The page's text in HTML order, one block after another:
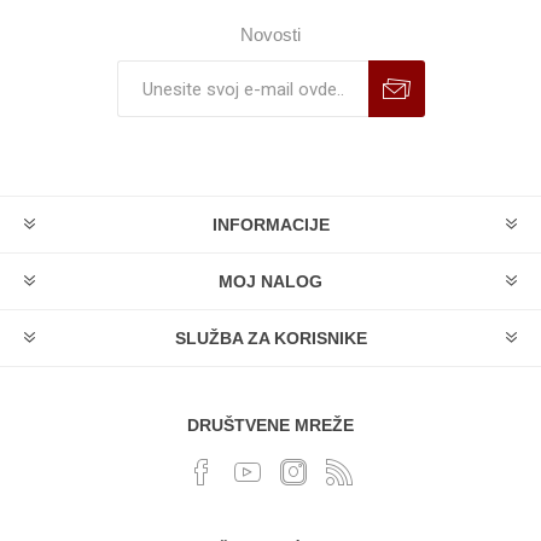
Novosti
INFORMACIJE
MOJ NALOG
SLUŽBA ZA KORISNIKE
DRUŠTVENE MREŽE